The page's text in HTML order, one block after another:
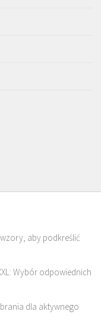
aby podkreślić
Wybór odpowiednich
dla aktywnego